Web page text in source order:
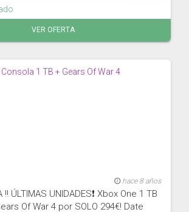
VER OFERTA
hace 8 años
‼ ÚLTIMAS UNIDADES❗ Xbox One 1 TB
Of War 4 por SOLO 294€! Date